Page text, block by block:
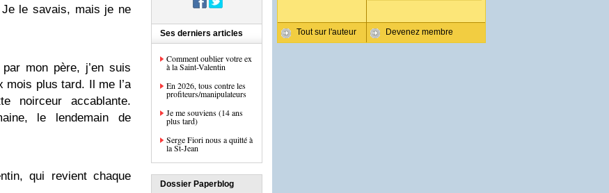
Je le savais, mais je ne
mon père, j’en suis
mois plus tard. Il me l’a
noirceur accablante.
le lendemain de
qui revient chaque
Ses derniers articles
Comment oublier votre ex
à la Saint-Valentin
En 2026, tous contre les
profiteurs/manipulateurs
Je me souviens (14 ans
plus tard)
Serge Fiori nous a quitté à
la St-Jean
Dossier Paperblog
Tout sur l'auteur Devenez membre